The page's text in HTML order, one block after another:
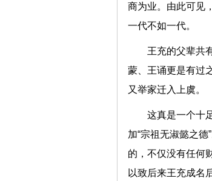
商为业。由此可见
一代不如一代。
王充的父辈共
蒙、王诵更是有过
又举家迁入上虞。
这真是一个十
加“宗祖无淑懿之
的，不仅没有任何
以致后来王充成名